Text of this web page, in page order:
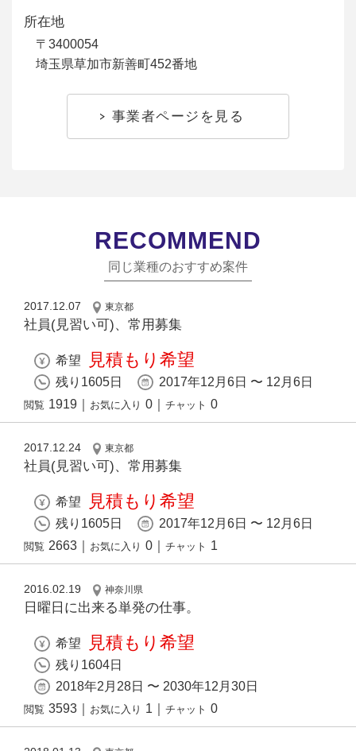
所在地
〒3400054
埼玉県草加市新善町452番地
事業者ページを見る
RECOMMEND
同じ業種のおすすめ案件
2017.12.07 東京都
社員(見習い可)、常用募集
希望 見積もり希望
残り1605日 2017年12月6日 〜 12月6日
閲覧 1919 お気に入り 0 チャット 0
2017.12.24 東京都
社員(見習い可)、常用募集
希望 見積もり希望
残り1605日 2017年12月6日 〜 12月6日
閲覧 2663 お気に入り 0 チャット 1
2016.02.19 神奈川県
日曜日に出来る単発の仕事。
希望 見積もり希望
残り1604日
2018年2月28日 〜 2030年12月30日
閲覧 3593 お気に入り 1 チャット 0